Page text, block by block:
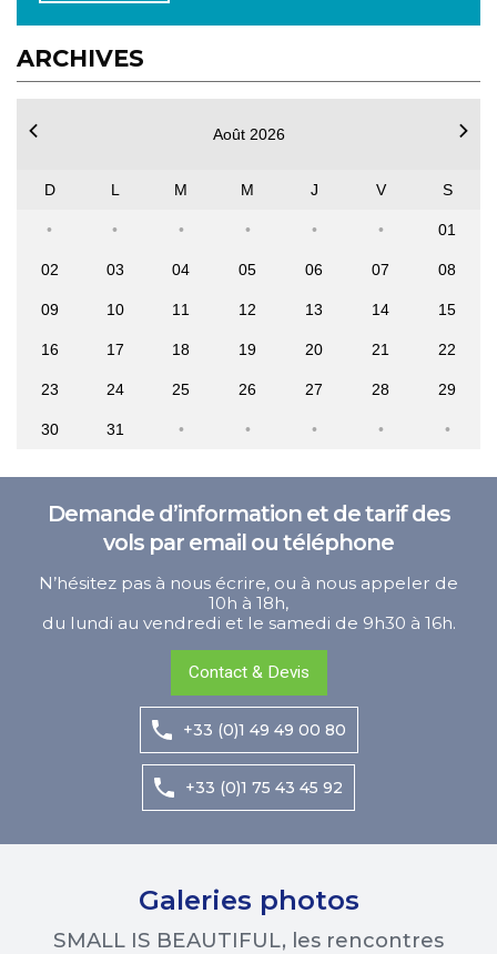
ARCHIVES
Août 2026
D L M M J V S
01
02 03 04 05 06 07 08
09 10 11 12 13 14 15
16 17 18 19 20 21 22
23 24 25 26 27 28 29
30 31
Demande d’information et de tarif des
vols par email ou téléphone
N’hésitez pas à nous écrire, ou à nous appeler de
10h à 18h,
du lundi au vendredi et le samedi de 9h30 à 16h.
Contact & Devis
+33 (0)1 49 49 00 80
+33 (0)1 75 43 45 92
Galeries photos
SMALL IS BEAUTIFUL, les rencontres